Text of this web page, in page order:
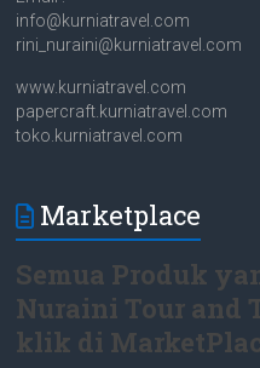
info@kurniatravel.com
rini_nuraini@kurniatravel.com
www.kurniatravel.com
papercraft.kurniatravel.com
toko.kurniatravel.com
Marketplace
Semua Produk
Nuraini Tour and
klik di